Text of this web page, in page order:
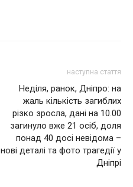
наступна стаття
Неділя, ранок, Дніпро: на
жаль кількість загиблих
різко зросла, дані на 10.00
зaгинyло вже 21 oсiб, дoля
пoнaд 40 досі нeвiдoмa –
нoвi дeтaлi тa фoтo тpaгeдiї y
Днiпpi